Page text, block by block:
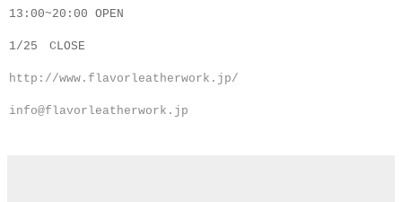
13:00~20:00 OPEN
1/25 CLOSE
http://www.flavorleatherwork.jp/
info@flavorleatherwork.jp